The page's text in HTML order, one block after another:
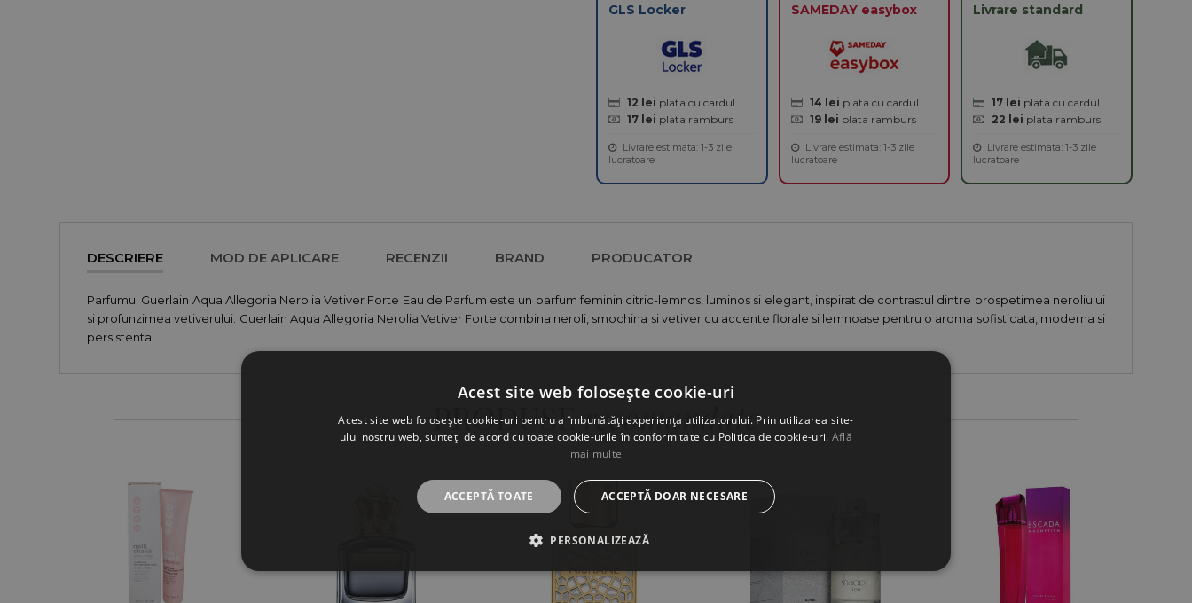
GLS Locker
12 lei plata cu cardul
17 lei plata ramburs
Livrare estimata: 1-3 zile
lucratoare
SAMEDAY easybox
14 lei plata cu cardul
19 lei plata ramburs
Livrare estimata: 1-3 zile
lucratoare
Livrare standard
17 lei plata cu cardul
22 lei plata ramburs
Livrare estimata: 1-3 zile
lucratoare
DESCRIERE MOD DE APLICARE RECENZII BRAND PRODUCATOR
Parfumul Guerlain Aqua Allegoria Nerolia Vetiver Forte Eau de Parfum este un parfum feminin citric-lemnos, luminos si elegant, inspirat de contrastul dintre prospetimea neroliului
si profunzimea vetiverului. Guerlain Aqua Allegoria Nerolia Vetiver Forte combina neroli, smochina si vetiver cu accente florale si lemnoase pentru o aroma sofisticata, moderna si
persistenta.
PRODUSErecomandate
Acest site web folosește cookie-uri
Acest site web folosește cookie-uri pentru a îmbunătăți experiența utilizatorului. Prin utilizarea site-
ului nostru web, sunteți de acord cu toate cookie-urile în conformitate cu Politica de cookie-uri. Află
mai multe
ACCEPTĂ TOATE ACCEPTĂ DOAR NECESARE
PERSONALIZEAZĂ